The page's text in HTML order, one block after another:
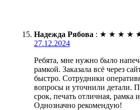
Надежда Рябова : ★ ★ ★ ★
27.12.2024
Ребята, мне нужно было
рамкой. Заказала всё через
быстро. Сотрудники
вопросы и уточнили детали.
срок, печать отличная, рамка
Однозначно рекомендую!